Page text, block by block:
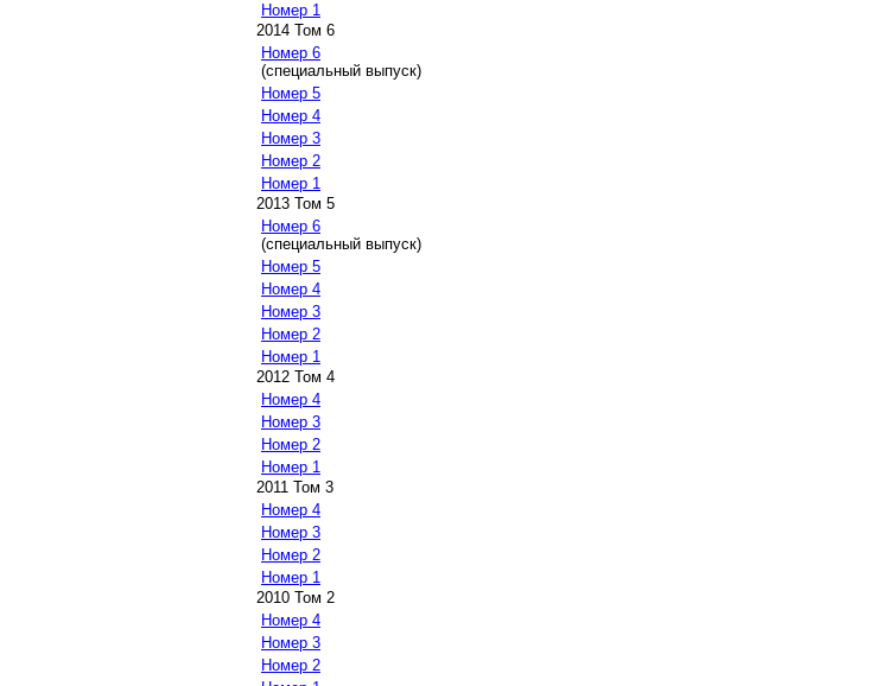
Номер 1
2014 Том 6
Номер 6
(специальный выпуск)
Номер 5
Номер 4
Номер 3
Номер 2
Номер 1
2013 Том 5
Номер 6
(специальный выпуск)
Номер 5
Номер 4
Номер 3
Номер 2
Номер 1
2012 Том 4
Номер 4
Номер 3
Номер 2
Номер 1
2011 Том 3
Номер 4
Номер 3
Номер 2
Номер 1
2010 Том 2
Номер 4
Номер 3
Номер 2